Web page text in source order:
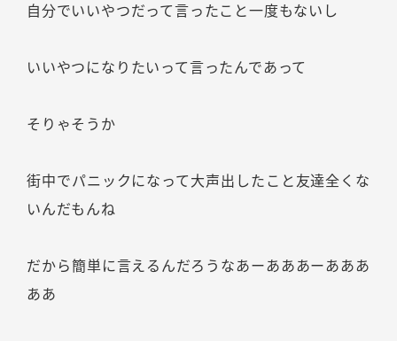
自分でいいやつだって言ったこと一度もないし
いいやつになりたいって言ったんであって
そりゃそうか
街中でパニックになって大声出したこと友達全くな
いんだもんね
だから簡単に言えるんだろうなあーあああーあああ
ああ